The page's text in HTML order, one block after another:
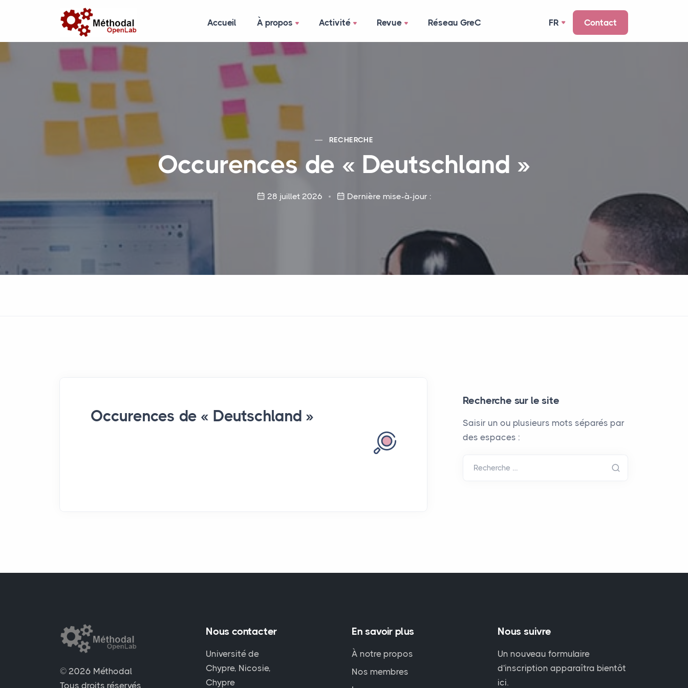
Accueil À propos Activité Revue Réseau GreC FR Contact
RECHERCHE
Occurences de « Deutschland »
28 juillet 2026 Dernière mise-à-jour :
Occurences de « Deutschland »
Recherche sur le site
Saisir un ou plusieurs mots séparés par
des espaces :
Recherche …
© 2026 Méthodal
Tous droits réservés
Nous contacter
Université de
Chypre, Nicosie,
Chypre
En savoir plus
À notre propos
Nos membres
Nous suivre
Un nouveau formulaire
d'inscription apparaîtra bientôt
ici.